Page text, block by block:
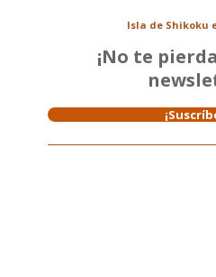
Isla de Shikoku
¡No te